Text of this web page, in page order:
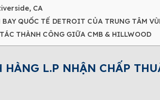
CA
QUỐC TẾ DETROIT CỦA TRUNG TÂM
THÀNH CÔNG GIỮA CMB & HILLWOOD
L.P NHẬN CHẤP